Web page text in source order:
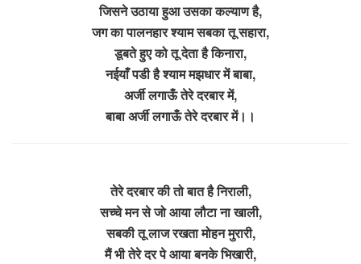
जिसने उठाया हुआ उसका कल्याण है,
जग का पालनहार श्याम सबका तू सहारा,
डूबते हुए को तू देता है किनारा,
नईयाँ पडी है श्याम मझधार में बाबा,
अर्जी लगाऊँ तेरे दरबार में,
बाबा अर्जी लगाऊँ तेरे दरबार में।।
तेरे दरबार की तो बात है निराली,
सच्चे मन से जो आया लौटा ना खाली,
सबकी तू लाज रखता मोहन मुरारी,
मैं भी तेरे दर पे आया बनके भिखारी,